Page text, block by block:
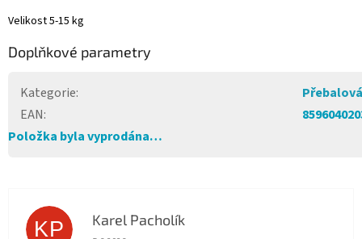
Velikost 5-15 kg
Doplňkové parametry
Kategorie:
EAN:
Položka byla vyprodána…
KP Karel Pacholík